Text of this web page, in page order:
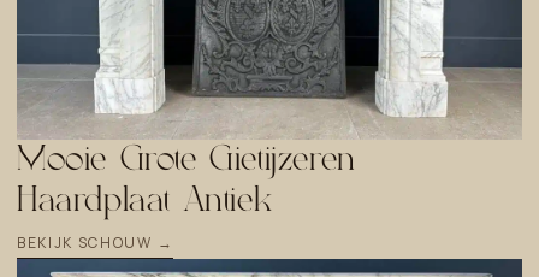
Mooie Grote Gietijzeren
Haardplaat Antiek
BEKIJK SCHOUW →